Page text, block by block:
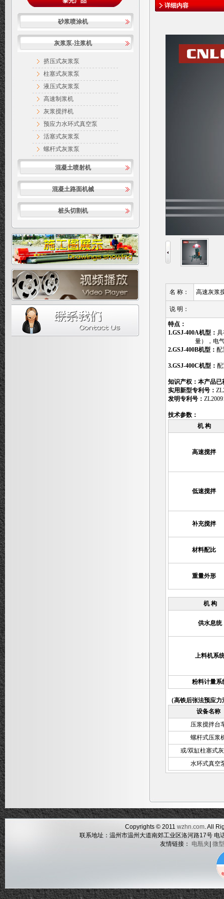
砂浆喷涂机
灰浆泵-注浆机
挤压式灰浆泵
柱塞式灰浆泵
液压式灰浆泵
高速制浆机
灰浆搅拌机
预应力水环式真空泵
活塞式灰浆泵
螺杆式灰浆泵
混凝土喷射机
混凝土路面机械
桩头切割机
详细内容
名 称： 高速灰浆
说 明：
特点：
1.GSJ-400A机型：
量），电气控
2.GSJ-400B机型： 配
3.GSJ-400C机型：
知识产权：本产品已
实用新型专利号：
发明专利号：
技术参数：
机 构
高速搅拌
低速搅拌
补充搅拌
材料配比
重量外形
机 构
供水息统
上料机系
粉料计量系
（高铁后张法预应
设备名称
压浆搅拌台
螺杆式压浆
或/双缸柱塞式
水环式真空
Copyrights © 2011wzhn.com. All
联系地址：温州市温州大道南郊工业区洛河路17号
友情链接： 电瓶夹 微